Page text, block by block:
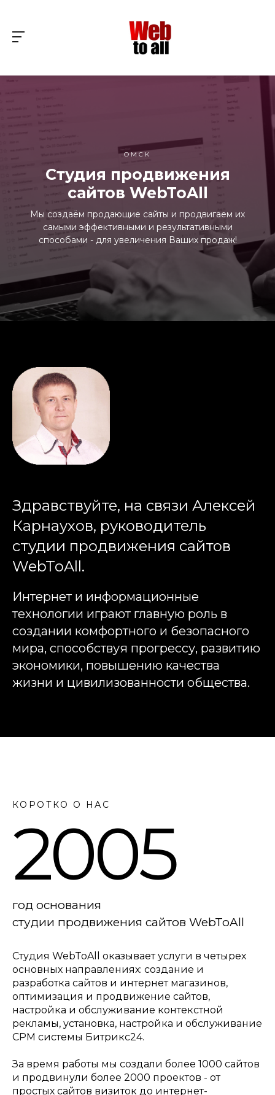
ОМСК
Студия продвижения
сайтов WebToAll
Мы создаём продающие сайты и продвигаем их
самыми эффективными и результативными
способами - для увеличения Ваших продаж!
Здравствуйте, на связи Алексей
Карнаухов, руководитель
студии продвижения сайтов
WebToAll.
Интернет и информационные
технологии играют главную роль в
создании комфортного и безопасного
мира, способствуя прогрессу, развитию
экономики, повышению качества
жизни и цивилизованности общества.
КОРОТКО О НАС
2005
год основания
студии продвижения сайтов WebToAll
Студия WebToAll оказывает услуги в четырех
основных направлениях: создание и
разработка сайтов и интернет магазинов,
оптимизация и продвижение сайтов,
настройка и обслуживание контекстной
рекламы, установка, настройка и обслуживание
СРМ системы Битрикс24.
За время работы мы создали более 1000 сайтов
и продвинули более 2000 проектов - от
простых сайтов визиток до интернет-